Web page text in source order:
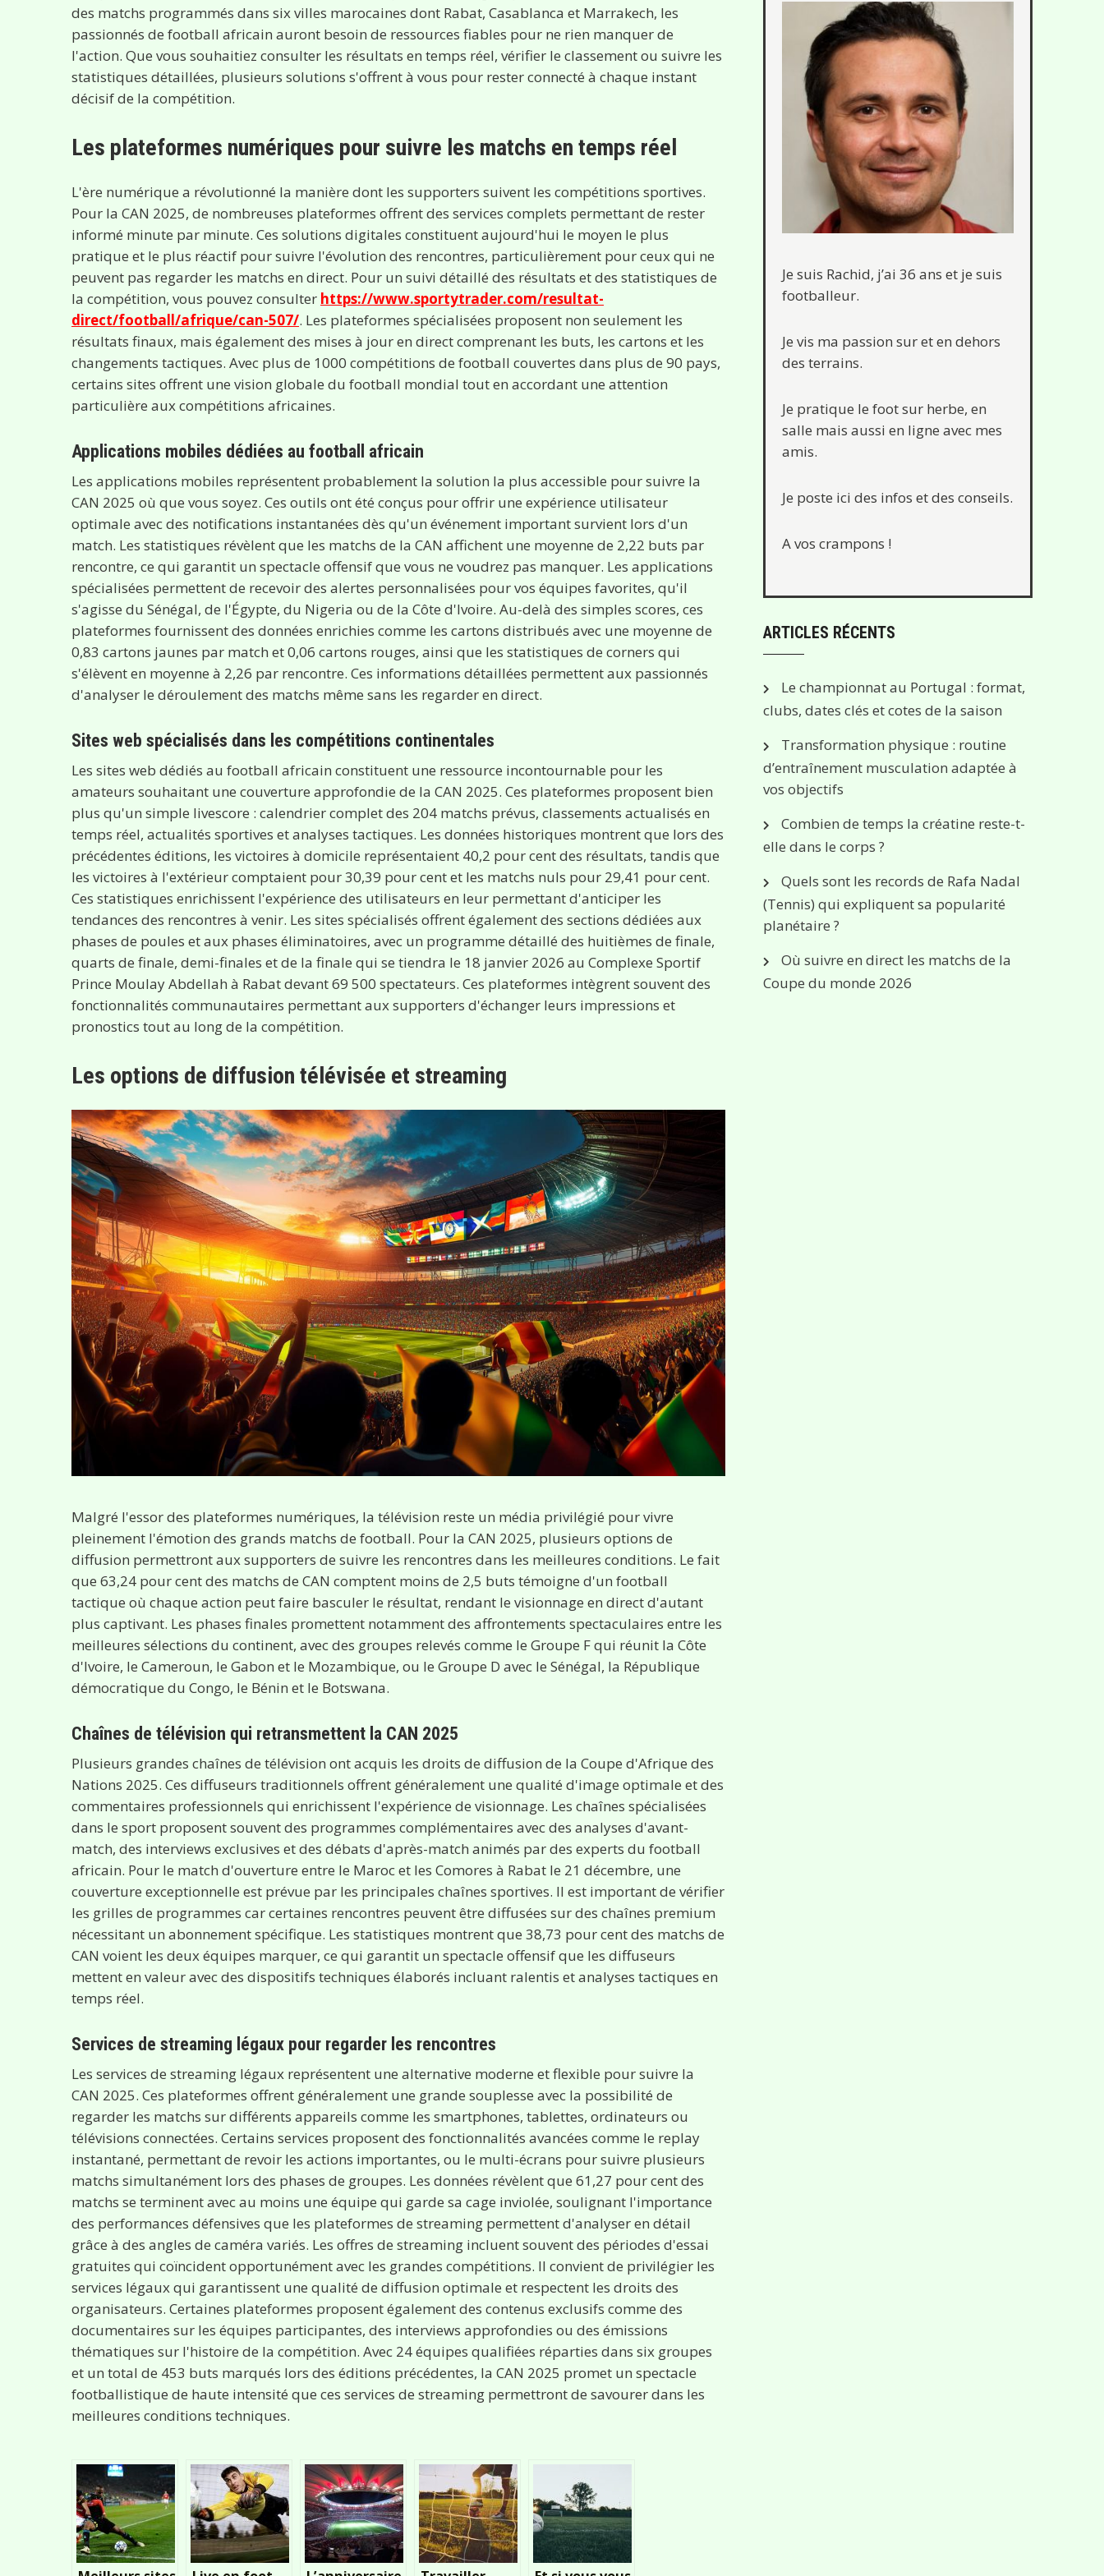
des matchs programmés dans six villes marocaines dont Rabat, Casablanca et Marrakech, les
passionnés de football africain auront besoin de ressources fiables pour ne rien manquer de
l'action. Que vous souhaitiez consulter les résultats en temps réel, vérifier le classement ou suivre les
statistiques détaillées, plusieurs solutions s'offrent à vous pour rester connecté à chaque instant
décisif de la compétition.
Les plateformes numériques pour suivre les matchs en temps réel
L'ère numérique a révolutionné la manière dont les supporters suivent les compétitions sportives.
Pour la CAN 2025, de nombreuses plateformes offrent des services complets permettant de rester
informé minute par minute. Ces solutions digitales constituent aujourd'hui le moyen le plus
pratique et le plus réactif pour suivre l'évolution des rencontres, particulièrement pour ceux qui ne
peuvent pas regarder les matchs en direct. Pour un suivi détaillé des résultats et des statistiques de
la compétition, vous pouvez consulter https://www.sportytrader.com/resultat-
direct/football/afrique/can-507/. Les plateformes spécialisées proposent non seulement les
résultats finaux, mais également des mises à jour en direct comprenant les buts, les cartons et les
changements tactiques. Avec plus de 1000 compétitions de football couvertes dans plus de 90 pays,
certains sites offrent une vision globale du football mondial tout en accordant une attention
particulière aux compétitions africaines.
Applications mobiles dédiées au football africain
Les applications mobiles représentent probablement la solution la plus accessible pour suivre la
CAN 2025 où que vous soyez. Ces outils ont été conçus pour offrir une expérience utilisateur
optimale avec des notifications instantanées dès qu'un événement important survient lors d'un
match. Les statistiques révèlent que les matchs de la CAN affichent une moyenne de 2,22 buts par
rencontre, ce qui garantit un spectacle offensif que vous ne voudrez pas manquer. Les applications
spécialisées permettent de recevoir des alertes personnalisées pour vos équipes favorites, qu'il
s'agisse du Sénégal, de l'Égypte, du Nigeria ou de la Côte d'Ivoire. Au-delà des simples scores, ces
plateformes fournissent des données enrichies comme les cartons distribués avec une moyenne de
0,83 cartons jaunes par match et 0,06 cartons rouges, ainsi que les statistiques de corners qui
s'élèvent en moyenne à 2,26 par rencontre. Ces informations détaillées permettent aux passionnés
d'analyser le déroulement des matchs même sans les regarder en direct.
Sites web spécialisés dans les compétitions continentales
Les sites web dédiés au football africain constituent une ressource incontournable pour les
amateurs souhaitant une couverture approfondie de la CAN 2025. Ces plateformes proposent bien
plus qu'un simple livescore : calendrier complet des 204 matchs prévus, classements actualisés en
temps réel, actualités sportives et analyses tactiques. Les données historiques montrent que lors des
précédentes éditions, les victoires à domicile représentaient 40,2 pour cent des résultats, tandis que
les victoires à l'extérieur comptaient pour 30,39 pour cent et les matchs nuls pour 29,41 pour cent.
Ces statistiques enrichissent l'expérience des utilisateurs en leur permettant d'anticiper les
tendances des rencontres à venir. Les sites spécialisés offrent également des sections dédiées aux
phases de poules et aux phases éliminatoires, avec un programme détaillé des huitièmes de finale,
quarts de finale, demi-finales et de la finale qui se tiendra le 18 janvier 2026 au Complexe Sportif
Prince Moulay Abdellah à Rabat devant 69 500 spectateurs. Ces plateformes intègrent souvent des
fonctionnalités communautaires permettant aux supporters d'échanger leurs impressions et
pronostics tout au long de la compétition.
Les options de diffusion télévisée et streaming
Malgré l'essor des plateformes numériques, la télévision reste un média privilégié pour vivre
pleinement l'émotion des grands matchs de football. Pour la CAN 2025, plusieurs options de
diffusion permettront aux supporters de suivre les rencontres dans les meilleures conditions. Le fait
que 63,24 pour cent des matchs de CAN comptent moins de 2,5 buts témoigne d'un football
tactique où chaque action peut faire basculer le résultat, rendant le visionnage en direct d'autant
plus captivant. Les phases finales promettent notamment des affrontements spectaculaires entre les
meilleures sélections du continent, avec des groupes relevés comme le Groupe F qui réunit la Côte
d'Ivoire, le Cameroun, le Gabon et le Mozambique, ou le Groupe D avec le Sénégal, la République
démocratique du Congo, le Bénin et le Botswana.
Chaînes de télévision qui retransmettent la CAN 2025
Plusieurs grandes chaînes de télévision ont acquis les droits de diffusion de la Coupe d'Afrique des
Nations 2025. Ces diffuseurs traditionnels offrent généralement une qualité d'image optimale et des
commentaires professionnels qui enrichissent l'expérience de visionnage. Les chaînes spécialisées
dans le sport proposent souvent des programmes complémentaires avec des analyses d'avant-
match, des interviews exclusives et des débats d'après-match animés par des experts du football
africain. Pour le match d'ouverture entre le Maroc et les Comores à Rabat le 21 décembre, une
couverture exceptionnelle est prévue par les principales chaînes sportives. Il est important de vérifier
les grilles de programmes car certaines rencontres peuvent être diffusées sur des chaînes premium
nécessitant un abonnement spécifique. Les statistiques montrent que 38,73 pour cent des matchs de
CAN voient les deux équipes marquer, ce qui garantit un spectacle offensif que les diffuseurs
mettent en valeur avec des dispositifs techniques élaborés incluant ralentis et analyses tactiques en
temps réel.
Services de streaming légaux pour regarder les rencontres
Les services de streaming légaux représentent une alternative moderne et flexible pour suivre la
CAN 2025. Ces plateformes offrent généralement une grande souplesse avec la possibilité de
regarder les matchs sur différents appareils comme les smartphones, tablettes, ordinateurs ou
télévisions connectées. Certains services proposent des fonctionnalités avancées comme le replay
instantané, permettant de revoir les actions importantes, ou le multi-écrans pour suivre plusieurs
matchs simultanément lors des phases de groupes. Les données révèlent que 61,27 pour cent des
matchs se terminent avec au moins une équipe qui garde sa cage inviolée, soulignant l'importance
des performances défensives que les plateformes de streaming permettent d'analyser en détail
grâce à des angles de caméra variés. Les offres de streaming incluent souvent des périodes d'essai
gratuites qui coïncident opportunément avec les grandes compétitions. Il convient de privilégier les
services légaux qui garantissent une qualité de diffusion optimale et respectent les droits des
organisateurs. Certaines plateformes proposent également des contenus exclusifs comme des
documentaires sur les équipes participantes, des interviews approfondies ou des émissions
thématiques sur l'histoire de la compétition. Avec 24 équipes qualifiées réparties dans six groupes
et un total de 453 buts marqués lors des éditions précédentes, la CAN 2025 promet un spectacle
footballistique de haute intensité que ces services de streaming permettront de savourer dans les
meilleures conditions techniques.
Je suis Rachid, j’ai 36 ans et je suis
footballeur.
Je vis ma passion sur et en dehors
des terrains.
Je pratique le foot sur herbe, en
salle mais aussi en ligne avec mes
amis.
Je poste ici des infos et des conseils.
A vos crampons !
ARTICLES RÉCENTS
Le championnat au Portugal : format,
clubs, dates clés et cotes de la saison
Transformation physique : routine
d’entraînement musculation adaptée à
vos objectifs
Combien de temps la créatine reste-t-
elle dans le corps ?
Quels sont les records de Rafa Nadal
(Tennis) qui expliquent sa popularité
planétaire ?
Où suivre en direct les matchs de la
Coupe du monde 2026